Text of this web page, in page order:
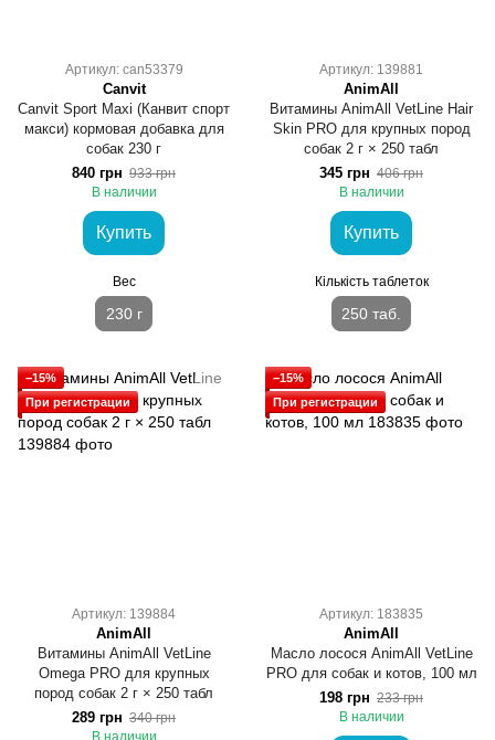
Артикул: can53379
Canvit
Сanvit Sport Maxi (Канвит спорт
макси) кормовая добавка для
собак 230 г
840 грн 933 грн
В наличии
Купить
Вес
230 г
Артикул: 139881
AnimAll
Витамины AnimAll VetLine Hair
Skin PRO для крупных пород
собак 2 г × 250 табл
345 грн 406 грн
В наличии
Купить
Кількість таблеток
250 таб.
−15%
При регистрации
Артикул: 139884
AnimAll
Витамины AnimAll VetLine
Omega PRO для крупных
пород собак 2 г × 250 табл
289 грн 340 грн
В наличии
−15%
При регистрации
Артикул: 183835
AnimAll
Масло лосося AnimAll VetLine
PRO для собак и котов, 100 мл
198 грн 233 грн
В наличии